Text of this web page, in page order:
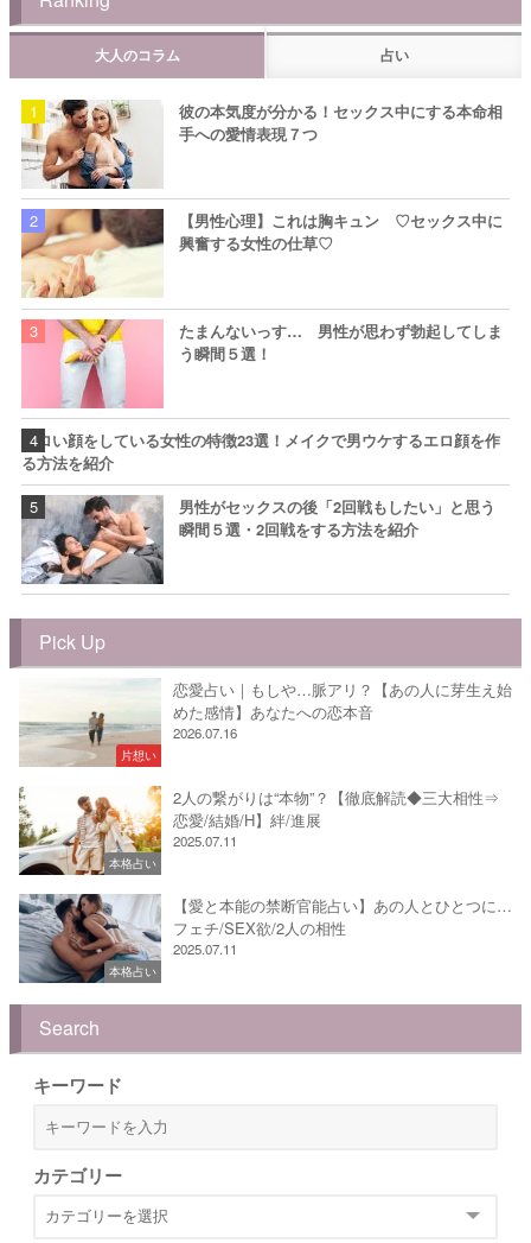
大人のコラム 占い
彼の本気度が分かる！セックス中にする本命相
手への愛情表現７つ
【男性心理】これは胸キュン ♡セックス中に
興奮する女性の仕草♡
たまんないっす… 男性が思わず勃起してしま
う瞬間５選！
エロい顔をしている女性の特徴23選！メイクで男ウケするエロ顔を作
る方法を紹介
男性がセックスの後「2回戦もしたい」と思う
瞬間５選・2回戦をする方法を紹介
Pick Up
片想い
恋愛占い｜もしや…脈アリ？【あの人に芽生え始
めた感情】あなたへの恋本音
2026.07.16
本格占い
2人の繋がりは“本物”？【徹底解読◆三大相性⇒
恋愛/結婚/H】絆/進展
2025.07.11
本格占い
【愛と本能の禁断官能占い】あの人とひとつに…
フェチ/SEX欲/2人の相性
2025.07.11
Search
キーワード
カテゴリー